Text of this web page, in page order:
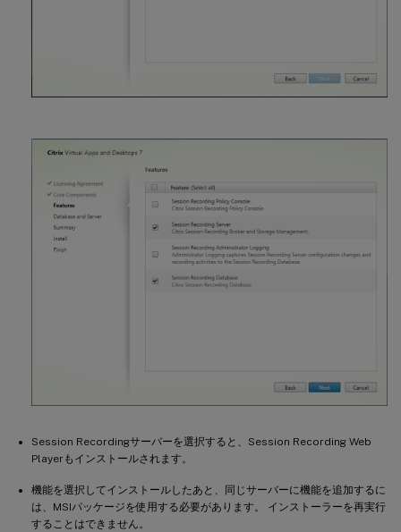
Session Recordingサーバーを選択すると、Session Recording Web
Playerもインストールされます。
機能を選択してインストールしたあと、同じサーバーに機能を追加するに
は、MSIパッケージを使用する必要があります。 インストーラーを再実行
することはできません。